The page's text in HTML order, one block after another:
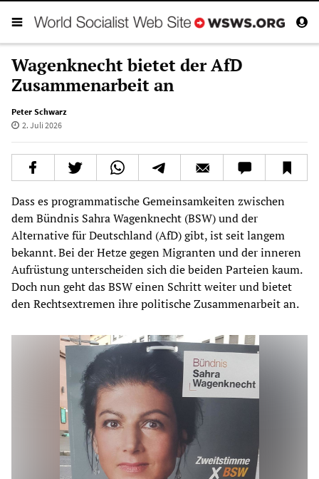
Wagenknecht bietet der AfD
Zusammenarbeit an
Peter Schwarz
2. Juli 2026
Dass es programmatische Gemeinsamkeiten zwischen
dem Bündnis Sahra Wagenknecht (BSW) und der
Alternative für Deutschland (AfD) gibt, ist seit langem
bekannt. Bei der Hetze gegen Migranten und der inneren
Aufrüstung unterscheiden sich die beiden Parteien kaum.
Doch nun geht das BSW einen Schritt weiter und bietet
den Rechtsextremen ihre politische Zusammenarbeit an.